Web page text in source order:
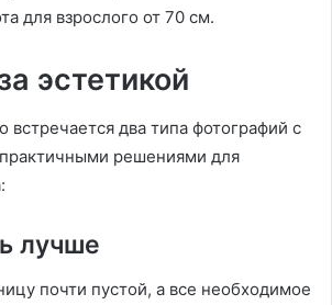
для взрослого от 70 см.
эстетикой
встречается два типа фотографий с
решениями для
лучше
почти пустой, а все необходимое